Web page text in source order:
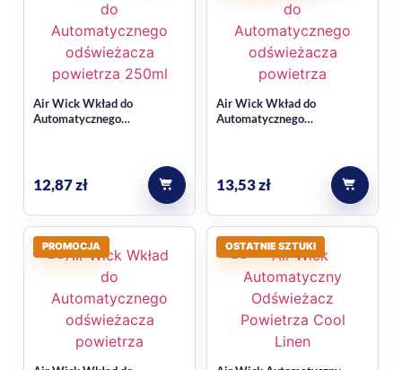
Air Wick Wkład do
Automatycznego
12,87zł
Air Wick Wkład do
Automatycznego
13,53zł
PROMOCJA OSTATNIE SZTUKI